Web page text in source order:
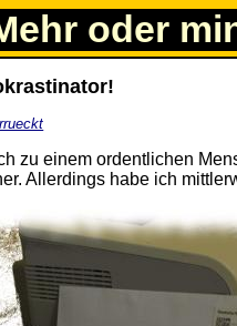
oder
zu einem ordentlichen
Allerdings habe ich